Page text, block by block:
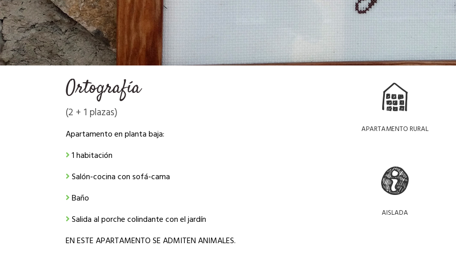
Ortografía
(2 + 1 plazas)
Apartamento en planta baja:
1 habitación
Salón-cocina con sofá-cama
Baño
Salida al porche colindante con el jardín
EN ESTE APARTAMENTO SE ADMITEN ANIMALES.
APARTAMENTO RURAL
AISLADA